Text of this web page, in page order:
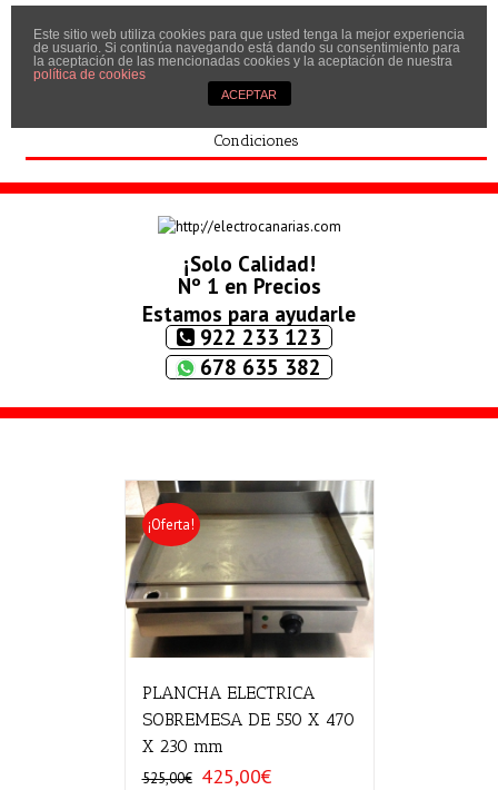
Inicio
Quíenes somos
Contactar
Condiciones
¡Solo Calidad!
Nº 1 en Precios
Estamos para ayudarle
922 233 123
678 635 382
¡Oferta!
PLANCHA ELECTRICA
SOBREMESA DE 550 X 470
X 230 mm
525,00€ El
425,00€El
Este sitio web utiliza cookies para que usted tenga la mejor experiencia
de usuario. Si continúa navegando está dando su consentimiento para
la aceptación de las mencionadas cookies y la aceptación de nuestra
política de cookies
ACEPTAR